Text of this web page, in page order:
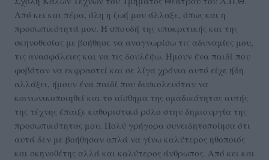
Από κει και πέρα, όλη η ζωή μου άλλαξε, όπως και η
προσωπικότητά μου. Η σπουδή της υποκριτικής και της
σκηνοθεσίας με βοήθησε να αναγνωρίσω τις αδυναμίες μου,
τις ανασφάλειες και να τις δουλέψω. Ήμουν ένα παιδί που
φοβόταν να εκφραστεί και σε λίγα χρόνια αυτό είχε ήδη
αλλάξει, ήμουν ένα παιδί που δυσκολευόταν να
κοινωνικοποιηθεί και το αίσθημα της ομαδικότητας αυτής
της τέχνης έπαιξε καθοριστικό ρόλο στην δημιουργία της
προσωπικότητας μου. Πολύ γρήγορα συνειδητοποίησα ότι
αυτά δεν με βοήθησαν απλά να γίνω καλύτερος ηθοποιός
και σκηνοθέτης αλλά και καλύτερος άνθρωπος. Από κει και